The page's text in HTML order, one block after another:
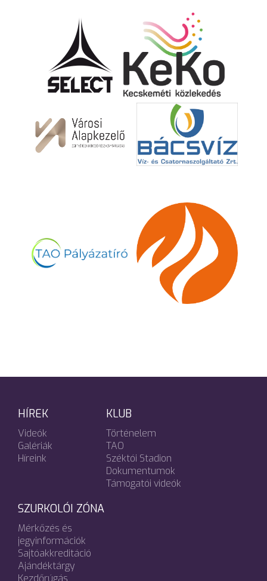
HÍREK
Videók
Galériák
Híreink
KLUB
Történelem
TAO
Széktói Stadion
Dokumentumok
Támogatói videók
SZURKOLÓI ZÓNA
Mérkőzés és
jegyinformációk
Sajtóakkreditáció
Ajándéktárgy
Kezdőrúgás